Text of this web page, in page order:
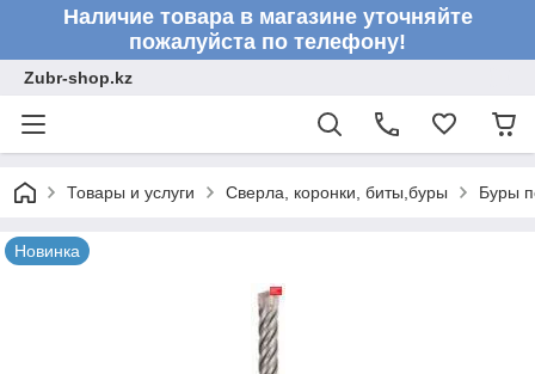
Наличие товара в магазине уточняйте
пожалуйста по телефону!
Zubr-shop.kz
Товары и услуги Сверла, коронки, биты,буры Буры
Новинка